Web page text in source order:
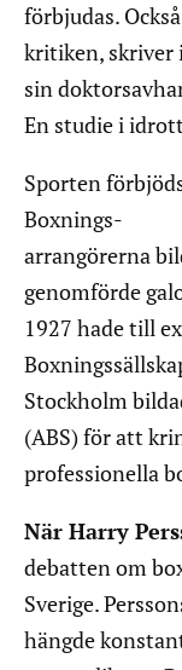
förbjudas.
kritiken, skriver
sin
En studie i
Sporten
Boxnings-
arrangörerna
genomförde
1927 hade till
Stockholm
(ABS) för att
professionella
När Harry
debatten om
Sverige.
hängde